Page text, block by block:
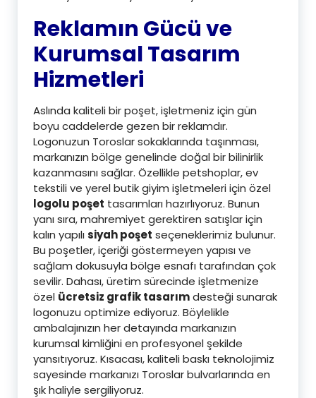
Reklamın Gücü ve
Kurumsal Tasarım
Hizmetleri
Aslında kaliteli bir poşet, işletmeniz için gün
boyu caddelerde gezen bir reklamdır.
Logonuzun Toroslar sokaklarında taşınması,
markanızın bölge genelinde doğal bir bilinirlik
kazanmasını sağlar. Özellikle petshoplar, ev
tekstili ve yerel butik giyim işletmeleri için özel
logolu poşet tasarımları hazırlıyoruz. Bunun
yanı sıra, mahremiyet gerektiren satışlar için
kalın yapılısiyah poşet seçeneklerimiz bulunur.
Bu poşetler, içeriği göstermeyen yapısı ve
sağlam dokusuyla bölge esnafı tarafından çok
sevilir. Dahası, üretim sürecinde işletmenize
özel ücretsiz grafik tasarımdesteği sunarak
logonuzu optimize ediyoruz. Böylelikle
ambalajınızın her detayında markanızın
kurumsal kimliğini en profesyonel şekilde
yansıtıyoruz. Kısacası, kaliteli baskı teknolojimiz
sayesinde markanızı Toroslar bulvarlarında en
şık haliyle sergiliyoruz.